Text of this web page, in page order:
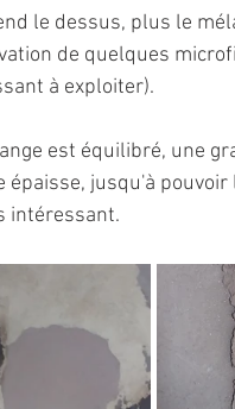
le dessus, plus le
de quelques
à exploiter).
est équilibré, une
épaisse, jusqu'à
intéressant.